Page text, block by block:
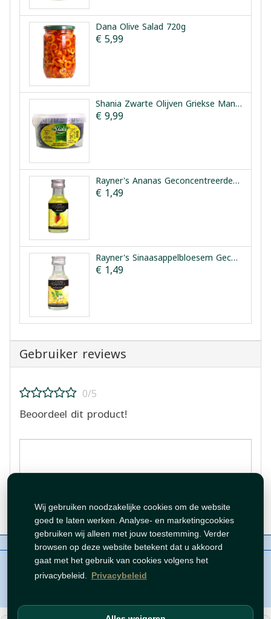
Wij gebruiken noodzakelijke cookies om de website
goed te laten werken. Analyse- en marketingcookies
gebruiken wij alleen met jouw toestemming. Verder
browsen op deze website betekent dat u akkoord
gaat met het gebruik van cookies volgens het
privacybeleid. Privacybeleid
Dana Olive Salad 720g
€ 5,99
Shania Zwarte Olijven Griekse Manier 1.5kg
€ 9,99
Rayner's Ananas Geconcentreerde Smaakessentie 25ml
€ 1,49
Rayner's Sinaasappelbloesem Geconcentreerde Smaakessentie 28ml
€ 1,49
Gebruiker reviews
0/5
Beoordeel dit product!
Beoordeling plaatsen
Over ons Beleid
WhatsAppen
auteursrechten©Tawfeer 2018-2026